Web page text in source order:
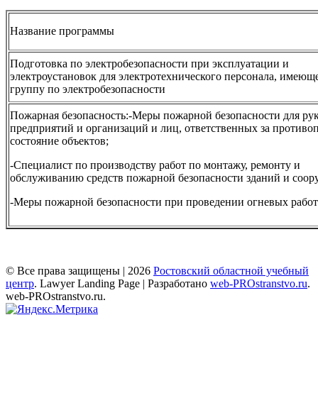
Название программы
Подготовка по электробезопасности при эксплуатации и
электроустановок для электротехнического персонала,
группу по электробезопасности
Пожарная безопасность:-Меры пожарной безопасности для
предприятий и организаций и лиц, ответственных за
состояние объектов;
-Специалист по производству работ по монтажу, ремонту и
обслуживанию средств пожарной безопасности зданий и
-Меры пожарной безопасности при проведении огневых работ
© Все права защищены | 2026 Ростовский областной учебный
центр. Lawyer Landing Page | Разработано web-PROstranstvo.ru.
web-PROstranstvo.ru.